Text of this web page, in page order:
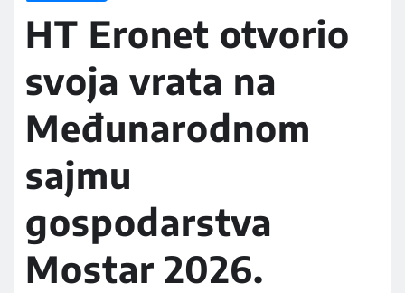
HT Eronet otvorio
svoja vrata na
Međunarodnom
sajmu
gospodarstva
Mostar 2026.